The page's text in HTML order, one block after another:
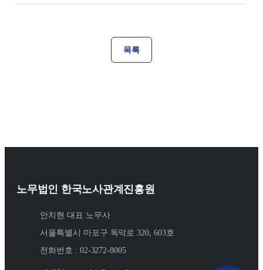
목록
노무법인 한국노사관계진흥원
안치현 대표 노무사
서울특별시 마포구 독막로 320, 603호
전화번호 : 02-3272-8005